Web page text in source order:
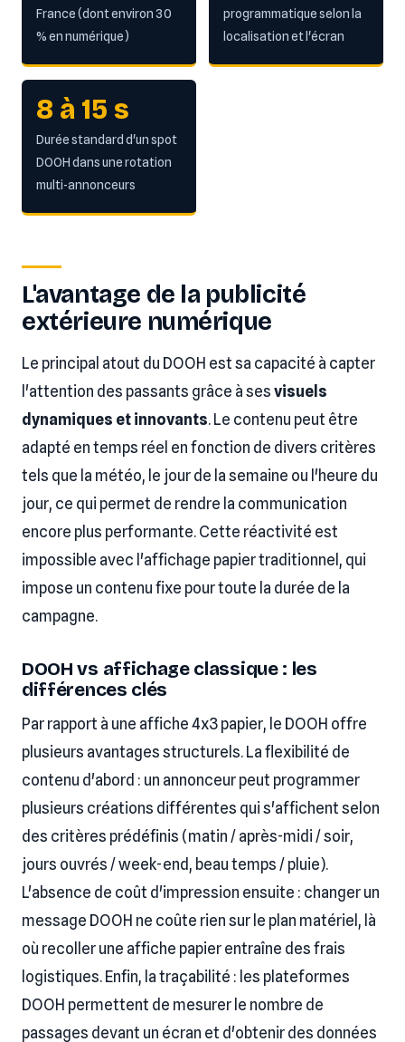
France (dont environ 30
% en numérique)
programmatique selon la
localisation et l'écran
8 à 15 s
Durée standard d'un spot
DOOH dans une rotation
multi-annonceurs
L'avantage de la publicité
extérieure numérique
Le principal atout du DOOH est sa capacité à capter
l'attention des passants grâce à ses visuels
dynamiques et innovants. Le contenu peut être
adapté en temps réel en fonction de divers critères
tels que la météo, le jour de la semaine ou l'heure du
jour, ce qui permet de rendre la communication
encore plus performante. Cette réactivité est
impossible avec l'affichage papier traditionnel, qui
impose un contenu fixe pour toute la durée de la
campagne.
DOOH vs affichage classique : les
différences clés
Par rapport à une affiche 4x3 papier, le DOOH offre
plusieurs avantages structurels. La flexibilité de
contenu d'abord : un annonceur peut programmer
plusieurs créations différentes qui s'affichent selon
des critères prédéfinis (matin / après-midi / soir,
jours ouvrés / week-end, beau temps / pluie).
L'absence de coût d'impression ensuite : changer un
message DOOH ne coûte rien sur le plan matériel, là
où recoller une affiche papier entraîne des frais
logistiques. Enfin, la traçabilité : les plateformes
DOOH permettent de mesurer le nombre de
passages devant un écran et d'obtenir des données